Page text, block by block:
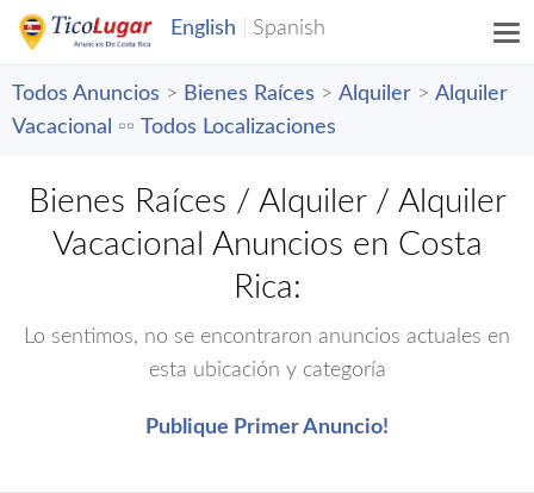
Todos Anuncios > Bienes Raíces > Alquiler > Alquiler
Vacacional
▫️▫️ Todos Localizaciones
Bienes Raíces / Alquiler / Alquiler
Vacacional Anuncios en Costa
Rica:
Lo sentimos, no se encontraron anuncios actuales en
esta ubicación y categoría
Publique Primer Anuncio!